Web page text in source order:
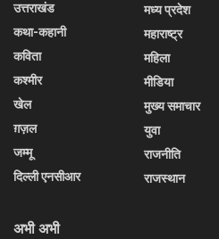
उत्तराखंड
कथा-कहानी
कविता
कश्मीर
खेल
ग़ज़ल
जम्मू
दिल्ली एनसीआर
मध्य प्रदेश
महाराष्ट्र
महिला
मीडिया
मुख्य समाचार
युवा
राजनीति
राजस्थान
अभी अभी